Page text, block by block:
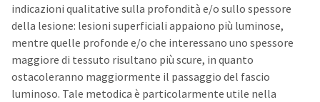
indicazioni qualitative sulla profondità e/o sullo spessore
della lesione: lesioni superficiali appaiono più luminose,
mentre quelle profonde e/o che interessano uno spessore
maggiore di tessuto risultano più scure, in quanto
ostacoleranno maggiormente il passaggio del fascio
luminoso. Tale metodica è particolarmente utile nella